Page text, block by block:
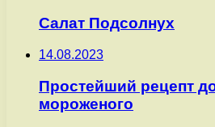
Салат Подсолнух
14.08.2023
Простейший рецепт
мороженого